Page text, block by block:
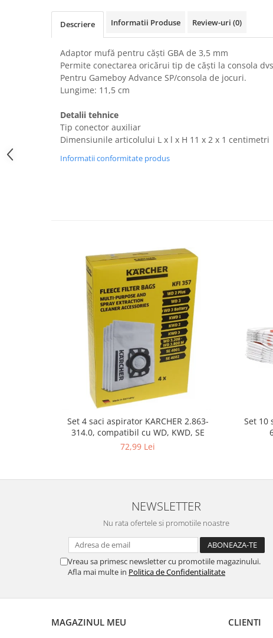
Organizare si depozitare
Scule electrice si unelte
Silicon, spume si solutii tehnice
Sisteme Incalzire
Uscatoare rufe
Utilaje si materiale de constructii
Laptop, Tablete & Telefoane
Accesorii si piese masini spalat
Accesorii si piese masini spalat
Aragaze si cuptoare cu microunde
Climatizare & sisteme de incalzire
Electrocasnice pentru Bucatarie
Fiare de calcat si masini de cusut
Ceasuri dama
Imbracaminte barbati
Imbracaminte femei
Imbracaminte si Incaltaminte copii
Incaltaminte femei
Descriere Informatii Produse Review-uri (0)
Adaptor mufă pentru căști GBA de 3,5 mm
Permite conectarea oricărui tip de căști la consola
Pentru Gameboy Advance SP/consola de jocuri.
Lungime: 11,5 cm
Detalii tehnice
Tip conector auxiliar
Dimensiunile articolului L x l x H 11 x 2 x 1 centimetri
Informatii conformitate produs
Set 4 saci aspirator KARCHER 2.863-
314.0, compatibil cu WD, KWD, SE
72,99 Lei
Set 10
NEWSLETTER
Nu rata ofertele si promotiile noastre
Vreau sa primesc newsletter cu promotiile magazinului.
Afla mai multe in Politica de Confidentialitate
MAGAZINUL MEU CLIENTI